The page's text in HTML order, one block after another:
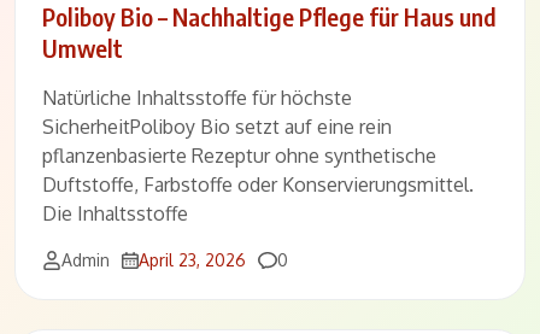
Poliboy Bio – Nachhaltige Pflege für Haus und
Umwelt
Natürliche Inhaltsstoffe für höchste
SicherheitPoliboy Bio setzt auf eine rein
pflanzenbasierte Rezeptur ohne synthetische
Duftstoffe, Farbstoffe oder Konservierungsmittel.
Die Inhaltsstoffe
Admin April 23, 2026 Comments
0